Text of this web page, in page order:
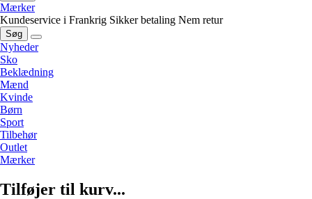
Mærker
Kundeservice i Frankrig Sikker betaling Nem retur
Søg
Nyheder
Sko
Beklædning
Mænd
Kvinde
Børn
Sport
Tilbehør
Outlet
Mærker
Tilføjer til kurv...